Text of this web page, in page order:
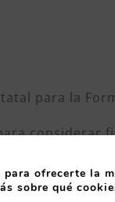
para la
5005
en caso
ofrecerte la
sobre qué